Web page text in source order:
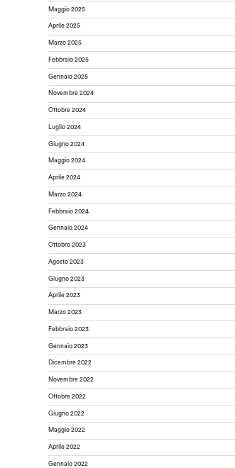
Maggio 2025
Aprile 2025
Marzo 2025
Febbraio 2025
Gennaio 2025
Novembre 2024
Ottobre 2024
Luglio 2024
Giugno 2024
Maggio 2024
Aprile 2024
Marzo 2024
Febbraio 2024
Gennaio 2024
Ottobre 2023
Agosto 2023
Giugno 2023
Aprile 2023
Marzo 2023
Febbraio 2023
Gennaio 2023
Dicembre 2022
Novembre 2022
Ottobre 2022
Giugno 2022
Maggio 2022
Aprile 2022
Gennaio 2022